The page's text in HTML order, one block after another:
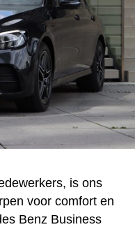
is ons
voor comfort en
Benz Business